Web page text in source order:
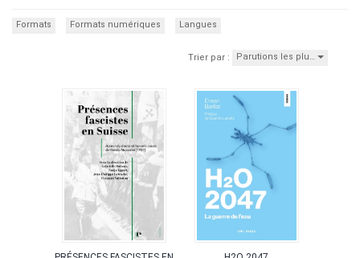
Formats Formats numériques Langues
Trier par : Parutions les plu…